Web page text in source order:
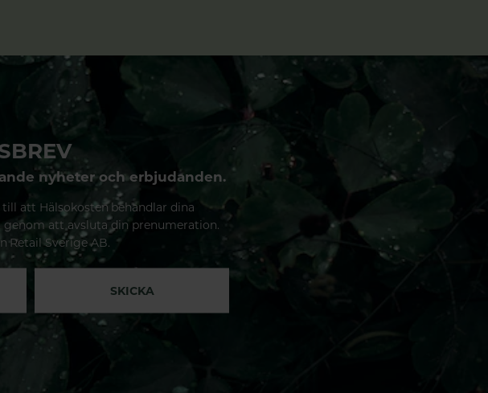
nyheter och erbjudanden.
att Hälsokosten behandlar dina
att avsluta din prenumeration.
Retail Sverige AB.
SKICKA